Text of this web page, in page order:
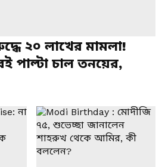
২০ লাখের মামলা!
পাল্টা চাল তনয়ের,